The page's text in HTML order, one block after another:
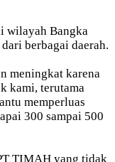
wilayah Bangka
berbagai daerah.
meningkat karena
kami, terutama
memperluas
300 sampai 500
TIMAH yang tidak